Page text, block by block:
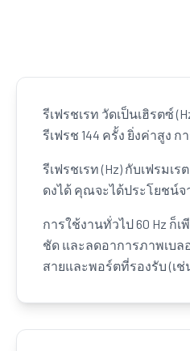
รีเฟรชเรท วัดเป็นเฮิรตซ์
รีเฟรช 144 ครั้ง ยิ่งค่าสูง
รีเฟรชเรท (Hz) กับเฟรมเ
ดงได้ คุณจะได้ประโยชน์จ
การใช้งานทั่วไป 60 Hz ก็
ชัด และลดอาการภาพเบ
สายและพอร์ตที่รองรับ (เช่